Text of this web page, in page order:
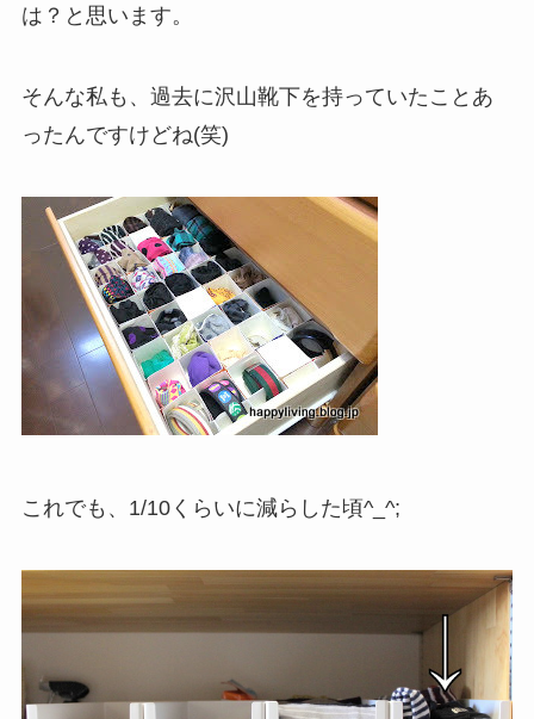
は？と思います。
そんな私も、過去に沢山靴下を持っていたことあ
ったんですけどね(笑)
これでも、1/10くらいに減らした頃^_^;